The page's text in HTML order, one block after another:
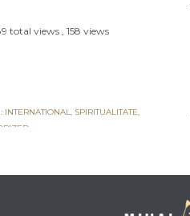
total views , 158 views
INTERNATIONAL, SPIRITUALITATE,